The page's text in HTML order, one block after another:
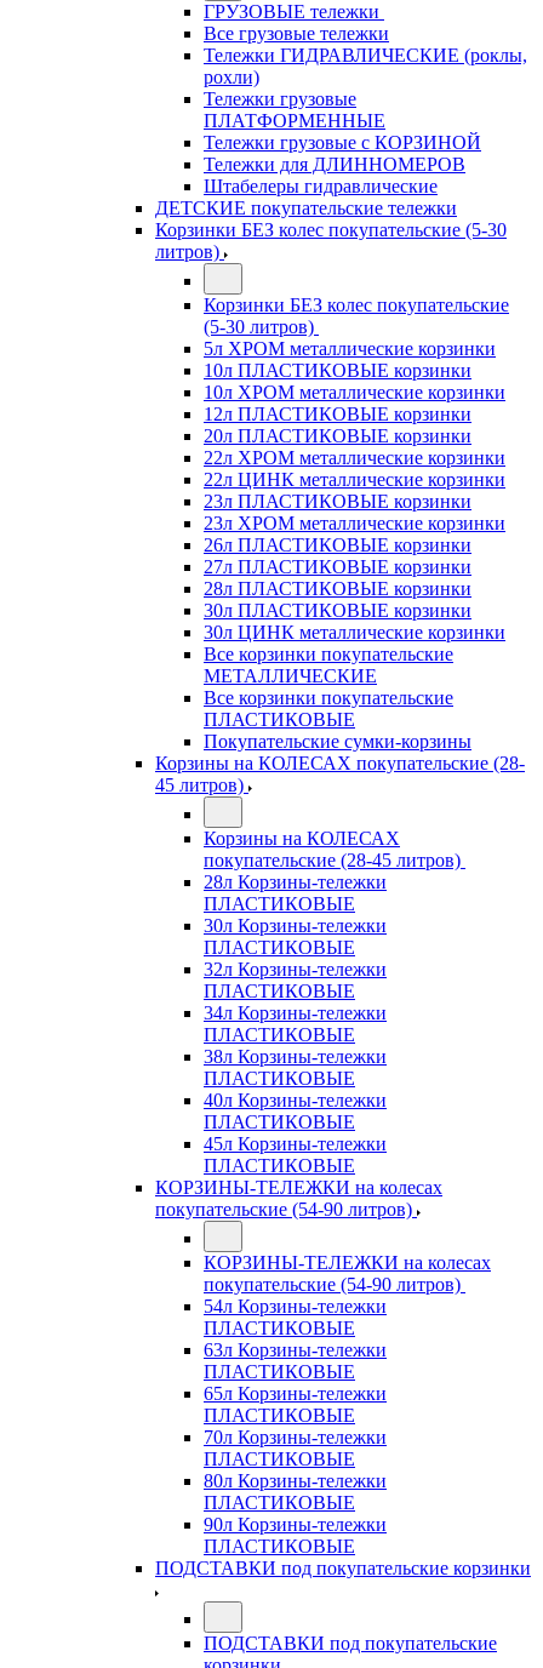
ГРУЗОВЫЕ тележки
Все грузовые тележки
Тележки ГИДРАВЛИЧЕСКИЕ (роклы,
рохли)
Тележки грузовые
ПЛАТФОРМЕННЫЕ
Тележки грузовые с КОРЗИНОЙ
Тележки для ДЛИННОМЕРОВ
Штабелеры гидравлические
ДЕТСКИЕ покупательские тележки
Корзинки БЕЗ колес покупательские (5-30
литров)
Корзинки БЕЗ колес покупательские
(5-30 литров)
5л ХРОМ металлические корзинки
10л ПЛАСТИКОВЫЕ корзинки
10л ХРОМ металлические корзинки
12л ПЛАСТИКОВЫЕ корзинки
20л ПЛАСТИКОВЫЕ корзинки
22л ХРОМ металлические корзинки
22л ЦИНК металлические корзинки
23л ПЛАСТИКОВЫЕ корзинки
23л ХРОМ металлические корзинки
26л ПЛАСТИКОВЫЕ корзинки
27л ПЛАСТИКОВЫЕ корзинки
28л ПЛАСТИКОВЫЕ корзинки
30л ПЛАСТИКОВЫЕ корзинки
30л ЦИНК металлические корзинки
Все корзинки покупательские
МЕТАЛЛИЧЕСКИЕ
Все корзинки покупательские
ПЛАСТИКОВЫЕ
Покупательские сумки-корзины
Корзины на КОЛЕСАХ покупательские (28-
45 литров)
Корзины на КОЛЕСАХ
покупательские (28-45 литров)
28л Корзины-тележки
ПЛАСТИКОВЫЕ
30л Корзины-тележки
ПЛАСТИКОВЫЕ
32л Корзины-тележки
ПЛАСТИКОВЫЕ
34л Корзины-тележки
ПЛАСТИКОВЫЕ
38л Корзины-тележки
ПЛАСТИКОВЫЕ
40л Корзины-тележки
ПЛАСТИКОВЫЕ
45л Корзины-тележки
ПЛАСТИКОВЫЕ
КОРЗИНЫ-ТЕЛЕЖКИ на колесах
покупательские (54-90 литров)
КОРЗИНЫ-ТЕЛЕЖКИ на колесах
покупательские (54-90 литров)
54л Корзины-тележки
ПЛАСТИКОВЫЕ
63л Корзины-тележки
ПЛАСТИКОВЫЕ
65л Корзины-тележки
ПЛАСТИКОВЫЕ
70л Корзины-тележки
ПЛАСТИКОВЫЕ
80л Корзины-тележки
ПЛАСТИКОВЫЕ
90л Корзины-тележки
ПЛАСТИКОВЫЕ
ПОДСТАВКИ под покупательские корзинки
ПОДСТАВКИ под покупательские